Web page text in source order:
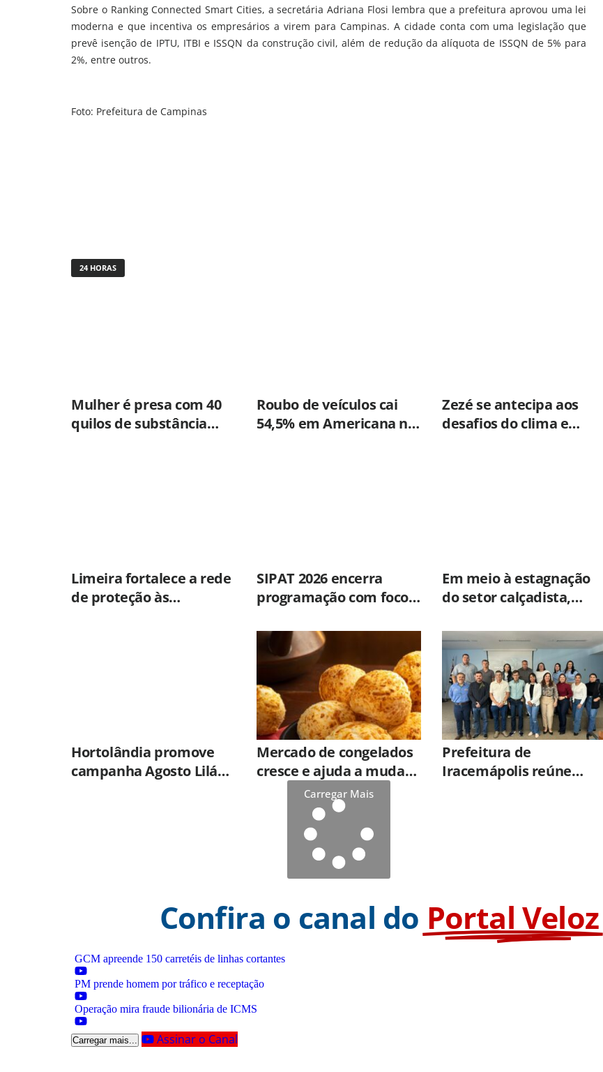
Sobre o Ranking Connected Smart Cities, a secretária Adriana Flosi lembra que a prefeitura aprovou uma lei
moderna e que incentiva os empresários a virem para Campinas. A cidade conta com uma legislação que
prevê isenção de IPTU, ITBI e ISSQN da construção civil, além de redução da alíquota de ISSQN de 5% para
2%, entre outros.
Foto: Prefeitura de Campinas
24 HORAS
Mulher é presa com 40
quilos de substância
Roubo de veículos cai
54,5% em Americana no
Zezé se antecipa aos
desafios do clima e
Limeira fortalece a rede
de proteção às
SIPAT 2026 encerra
programação com foco
prevenção e qualidade
de vida dos servidores
de Americana
Em meio à estagnação
do setor calçadista,
aposta em botas táticas
e cresce em nicho
especializado
Hortolândia promove
campanha Agosto Lilás
Mercado de congelados
cresce e ajuda a mudar
percepção sobre
qualidade dos alimentos
prontos
Prefeitura de
Iracemápolis reúne
Carregar Mais
Confira o canal do Portal Veloz
GCM apreende 150 carretéis de linhas cortantes
PM prende homem por tráfico e receptação
Operação mira fraude bilionária de ICMS
Carregar mais... Assinar o Canal